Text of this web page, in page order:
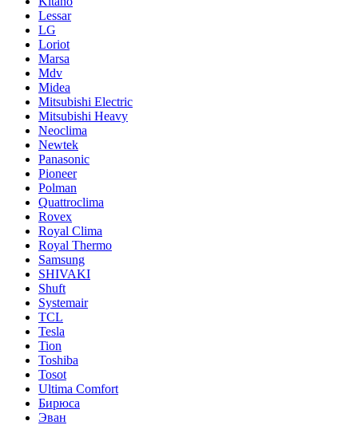
Lessar
LG
Loriot
Marsa
Mdv
Midea
Mitsubishi Electric
Mitsubishi Heavy
Neoclima
Newtek
Panasonic
Pioneer
Polman
Quattroclima
Rovex
Royal Clima
Royal Thermo
Samsung
SHIVAKI
Shuft
Systemair
TCL
Tesla
Tion
Toshiba
Tosot
Ultima Comfort
Бирюса
Эван